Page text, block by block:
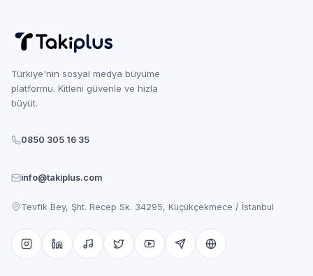
Türkiye'nin sosyal medya büyüme
platformu. Kitleni güvenle ve hızla
büyüt.
0850 305 16 35
info@takiplus.com
Tevfik Bey, Şht. Recep Sk. 34295, Küçükçekmece / İstanbul